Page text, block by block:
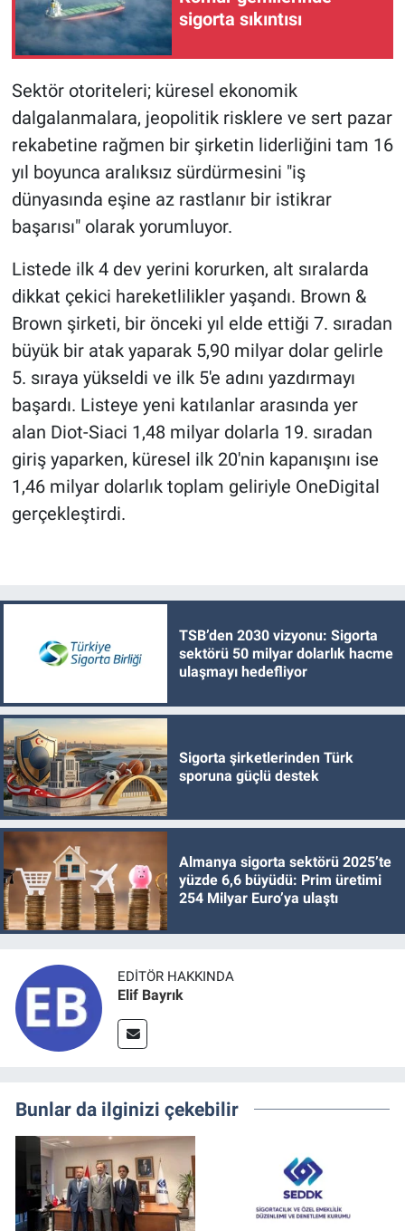
sigorta sıkıntısı
Sektör otoriteleri; küresel ekonomik
dalgalanmalara, jeopolitik risklere ve sert pazar
rekabetine rağmen bir şirketin liderliğini tam 16
yıl boyunca aralıksız sürdürmesini "iş
dünyasında eşine az rastlanır bir istikrar
başarısı" olarak yorumluyor.
Listede ilk 4 dev yerini korurken, alt sıralarda
dikkat çekici hareketlilikler yaşandı. Brown &
Brown şirketi, bir önceki yıl elde ettiği 7. sıradan
büyük bir atak yaparak 5,90 milyar dolar gelirle
5. sıraya yükseldi ve ilk 5'e adını yazdırmayı
başardı. Listeye yeni katılanlar arasında yer
alan Diot-Siaci 1,48 milyar dolarla 19. sıradan
giriş yaparken, küresel ilk 20'nin kapanışını ise
1,46 milyar dolarlık toplam geliriyle OneDigital
gerçekleştirdi.
TSB’den 2030 vizyonu: Sigorta
sektörü 50 milyar dolarlık hacme
ulaşmayı hedefliyor
Sigorta şirketlerinden Türk
sporuna güçlü destek
Almanya sigorta sektörü 2025’te
yüzde 6,6 büyüdü: Prim üretimi
254 Milyar Euro’ya ulaştı
EDITÖR HAKKINDA
Elif Bayrık
Bunlar da ilginizi çekebilir